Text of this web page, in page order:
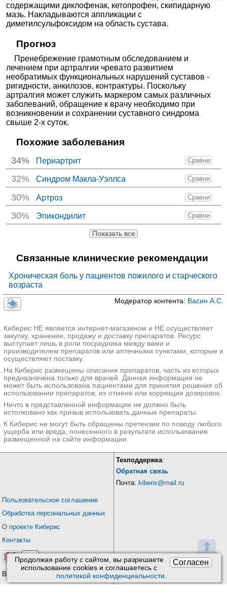
⬆
Согласен
Продолжая работу с сайтом, вы разрешаете
использование сookies и соглашаетесь с
политикой конфиденциальности.
содержащими диклофенак, кетопрофен, скипидарную
мазь. Накладываются аппликации с
диметилсульфоксидом на область сустава.
Прогноз
Пренебрежение грамотным обследованием и
лечением при артралгии чревато развитием
необратимых функциональных нарушений суставов -
ригидности, анкилозов, контрактуры. Поскольку
артралгия может служить маркером самых различных
заболеваний, обращение к врачу необходимо при
возникновении и сохранении суставного синдрома
свыше 2-х суток.
Похожие заболевания
34% Сравни
Периартрит
32% Сравни
Синдром Макла-Уэллса
30% Сравни
Артроз
30% Сравни
Эпикондилит
Показать все
Связанные клинические рекомендации
Хроническая боль у пациентов пожилого и старческого
возраста
Модератор контента: Васин А.С.
Киберис НЕ является интернет-магазином и НЕ осуществляет
закупку, хранение, продажу и доставку препаратов. Ресурс
выступает лишь в роли посредника между вами и
производителем препаратов или аптечными пунктами, которые и
осуществляют поставку.
На Киберис размещены описания препаратов, часть из которых
предназначена только для врачей. Данная информация не
может быть использована пациентами для принятия решения об
использовании препаратов, их отмене или коррекции дозировок.
Ничто в представленной информации не должно быть
истолковано как призыв использовать данные препараты.
К Киберис не могут быть обращены претензии по поводу любого
ущерба или вреда, понесенного в результате использования
размещенной на сайте информации.
Пользовательское соглашение
Обработка персональных данных
О проекте Киберис
Контакты
Версия: 4.9
Техподдержка:
Обратная связь
Почта: kiberis@mail.ru